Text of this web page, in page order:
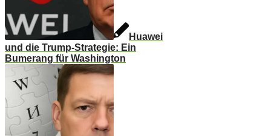
Huawei
und die Trump-Strategie: Ein
Bumerang für Washington